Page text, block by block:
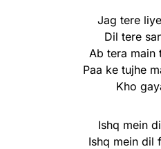
Jag tere
Dil tere
Ab tera main
Paa ke tujhe
Kho
Ishq mein
Ishq mein dil